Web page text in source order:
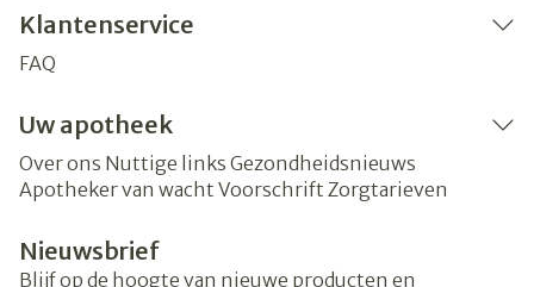
Klantenservice
FAQ
Uw apotheek
Over ons Nuttige links Gezondheidsnieuws
Apotheker van wacht Voorschrift Zorgtarieven
Nieuwsbrief
Blijf op de hoogte van nieuwe producten en